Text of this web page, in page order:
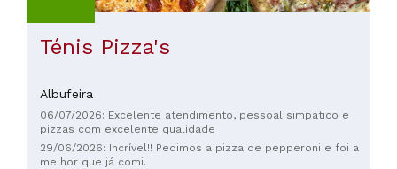
Ténis Pizza's
Albufeira
06/07/2026: Excelente atendimento, pessoal simpático e
pizzas com excelente qualidade
29/06/2026: Incrível!! Pedimos a pizza de pepperoni e foi a
melhor que já comi.